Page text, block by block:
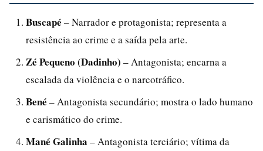
Buscapé – Narrador e protagonista; representa a
resistência ao crime e a saída pela arte.
Zé Pequeno (Dadinho) – Antagonista; encarna a
escalada da violência e o narcotráfico.
Bené – Antagonista secundário; mostra o lado humano
e carismático do crime.
Mané Galinha – Antagonista terciário; vítima da